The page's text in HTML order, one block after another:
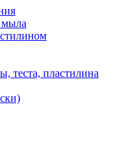
мыла
теста, пластилина